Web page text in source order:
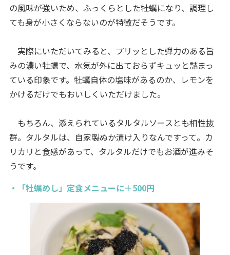
の風味が強いため、ふっくらとした牡蠣になり、調理し
ても身が小さくならないのが特徴だそうです。
実際にいただいてみると、プリッとした弾力のある旨
みの濃い牡蠣で、水気が外に出ておらずキュッと詰まっ
ている印象です。牡蠣自体の塩味があるのか、レモンを
かけるだけでもおいしくいただけました。
もちろん、添えられているタルタルソースとも相性抜
群。タルタルは、自家製ぬか漬け入りなんですって。カ
リカリと食感があって、タルタルだけでもお酒が進みそ
うです。
・「牡蠣めし」定食メニューに＋500円